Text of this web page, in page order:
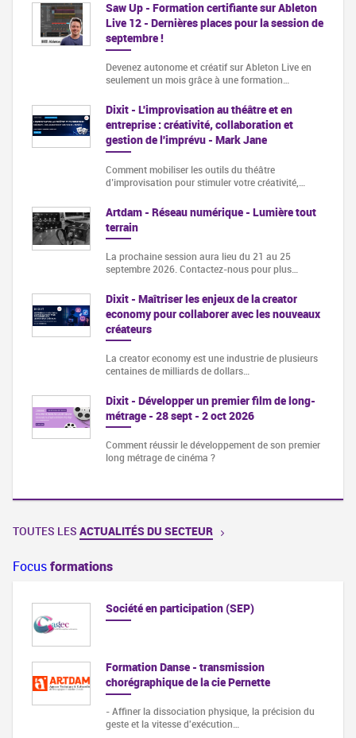
Saw Up - Formation certifiante sur Ableton
Live 12 - Dernières places pour la session de
septembre !
Devenez autonome et créatif sur Ableton Live en
seulement un mois grâce à une formation…
Dixit - L'improvisation au théâtre et en
entreprise : créativité, collaboration et
gestion de l'imprévu - Mark Jane
Comment mobiliser les outils du théâtre
d’improvisation pour stimuler votre créativité,…
Artdam - Réseau numérique - Lumière tout
terrain
La prochaine session aura lieu du 21 au 25
septembre 2026. Contactez-nous pour plus…
Dixit - Maîtriser les enjeux de la creator
economy pour collaborer avec les nouveaux
créateurs
La creator economy est une industrie de plusieurs
centaines de milliards de dollars…
Dixit - Développer un premier film de long-
métrage - 28 sept - 2 oct 2026
Comment réussir le développement de son premier
long métrage de cinéma ?
TOUTES LES ACTUALITÉS DU SECTEUR
Focusformations
Société en participation (SEP)
Formation Danse - transmission
chorégraphique de la cie Pernette
- Affiner la dissociation physique, la précision du
geste et la vitesse d'exécution…